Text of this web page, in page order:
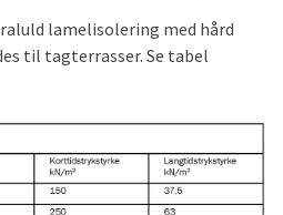
lamelisolering med hård
til tagterrasser. Se tabel